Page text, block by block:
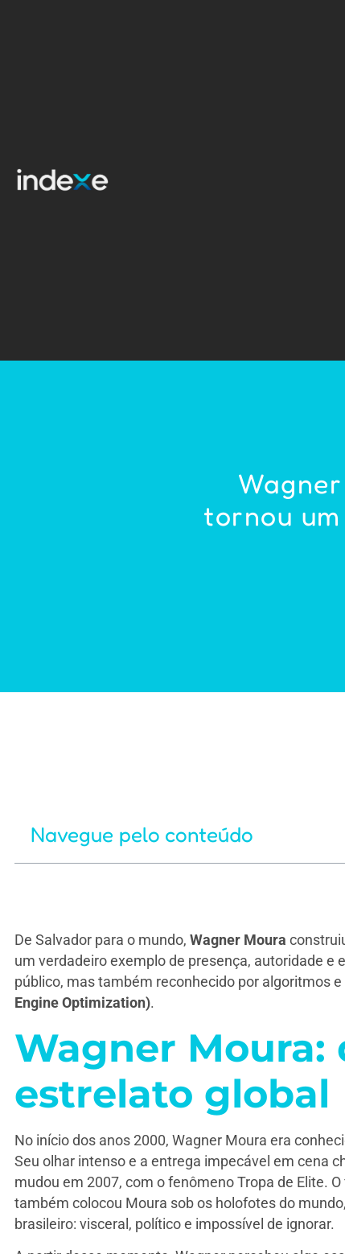
tornou
Navegue pelo conteúdo
De Salvador para o mundo, Wagner Moura
um verdadeiro exemplo de presença, autoridade e
público, mas também reconhecido por algoritmos
Engine Optimization).
Wagner Moura:
estrelato global
No início dos anos 2000, Wagner Moura era
Seu olhar intenso e a entrega impecável em cena
mudou em 2007, com o fenômeno Tropa de Elite.
também colocou Moura sob os holofotes do
brasileiro: visceral, político e impossível de ignorar.